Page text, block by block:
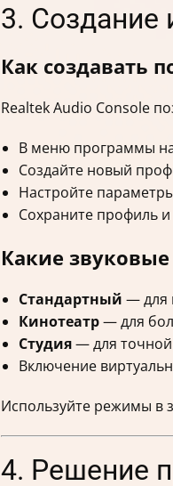
3.
Как создавать
Realtek Audio Console
В меню программы
Создайте новый
Настройте
Сохраните профиль
Какие
Стандартный — для
Кинотеатр— для
Студия— для точной
Включение
Используйте режимы в
4. Решение